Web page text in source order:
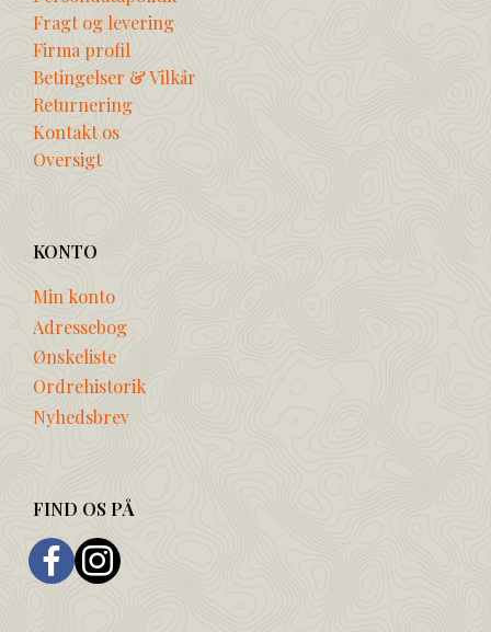
Fragt og levering
Firma profil
Betingelser & Vilkår
Returnering
Kontakt os
Oversigt
KONTO
Min konto
Adressebog
Ønskeliste
Ordrehistorik
Nyhedsbrev
FIND OS PÅ